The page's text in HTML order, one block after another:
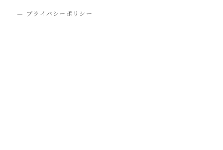
プライバシーポリシー